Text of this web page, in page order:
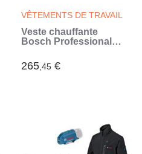
VÊTEMENTS DE TRAVAIL
Veste chauffante
Bosch Professional
L avec batterie 12V -
06188000FZ
265,45 €